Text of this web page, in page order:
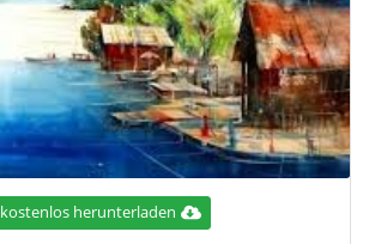
kostenlos herunterladen